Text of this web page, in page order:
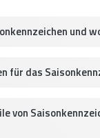
und
für das
von